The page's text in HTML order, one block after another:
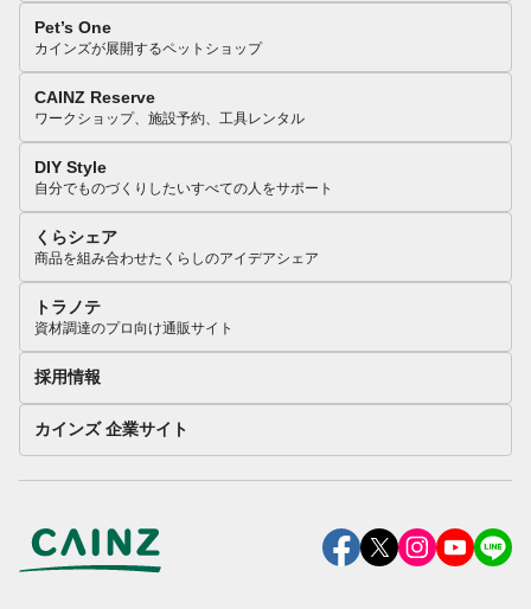
Pet’s One
カインズが展開するペットショップ
CAINZ Reserve
ワークショップ、施設予約、工具レンタル
DIY Style
自分でものづくりしたいすべての人をサポート
くらシェア
商品を組み合わせたくらしのアイデアシェア
トラノテ
資材調達のプロ向け通販サイト
採用情報
カインズ 企業サイト